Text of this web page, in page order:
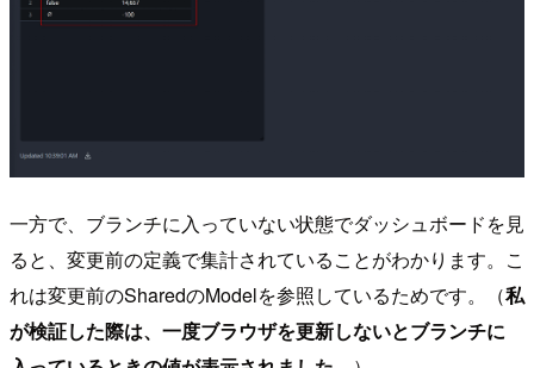
一方で、ブランチに入っていない状態でダッシュボードを見
ると、変更前の定義で集計されていることがわかります。こ
れは変更前のSharedのModelを参照しているためです。（私
が検証した際は、一度ブラウザを更新しないとブランチに